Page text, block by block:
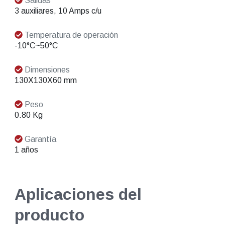
3 auxiliares, 10 Amps c/u
Temperatura de operación
-10°C~50°C
Dimensiones
130X130X60 mm
Peso
0.80 Kg
Garantía
1 años
Aplicaciones del
producto